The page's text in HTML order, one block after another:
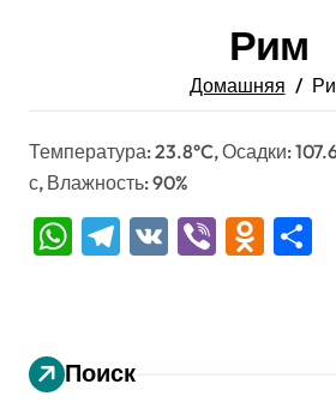
Рим
Домашняя
Температура: 23.8°C, Осадки:
с, Влажность: 90%
WhatsApp
Telegram
VK Viber
Поиск